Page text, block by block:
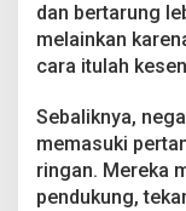
dan bertarung
melainkan
cara itulah
Sebaliknya,
memasuki
ringan. Mereka
pendukung,